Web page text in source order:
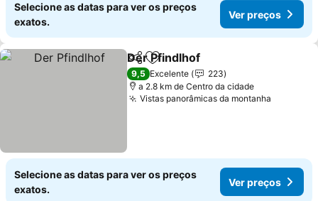
Selecione as datas para ver os preços
exatos.
Ver preços
PartilharAdicionar aos favoritos
Der Pfindlhof
9,5 Excelente
223
a 2.8 km de Centro da cidade
Vistas panorâmicas da montanha
Selecione as datas para ver os preços
exatos.
Ver preços